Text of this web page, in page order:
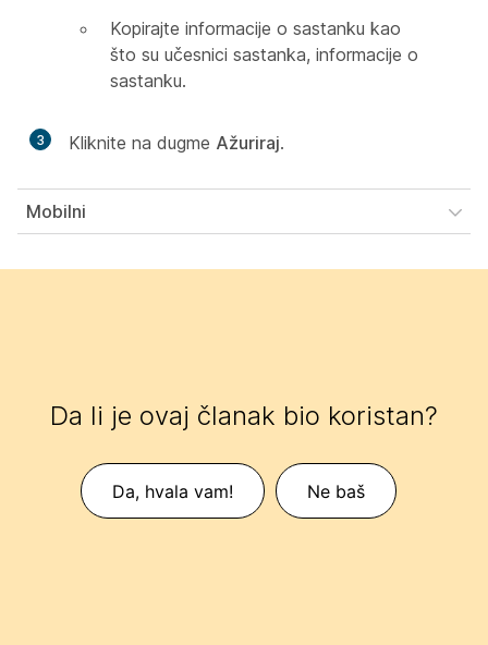
Kopirajte informacije o sastanku kao
što su učesnici sastanka, informacije o
sastanku.
3 Kliknite na dugme Ažuriraj.
Mobilni
Da li je ovaj članak bio koristan?
Da, hvala vam! Ne baš